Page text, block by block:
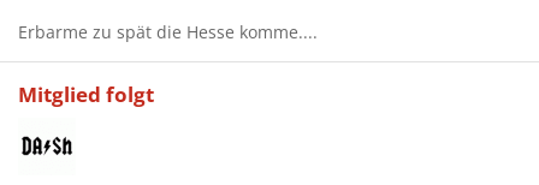
Erbarme zu spät die Hesse komme....
Mitglied folgt